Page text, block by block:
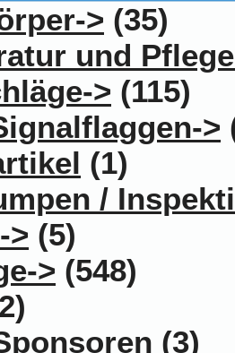
> (35)
und
> (115)
>
(1)
/
> (5)
-> (548)
(3)